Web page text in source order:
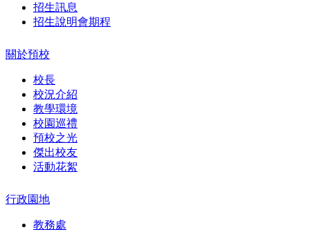
招生訊息
招生說明會期程
關於預校
校長
校況介紹
教學環境
校園巡禮
預校之光
傑出校友
活動花絮
行政園地
教務處